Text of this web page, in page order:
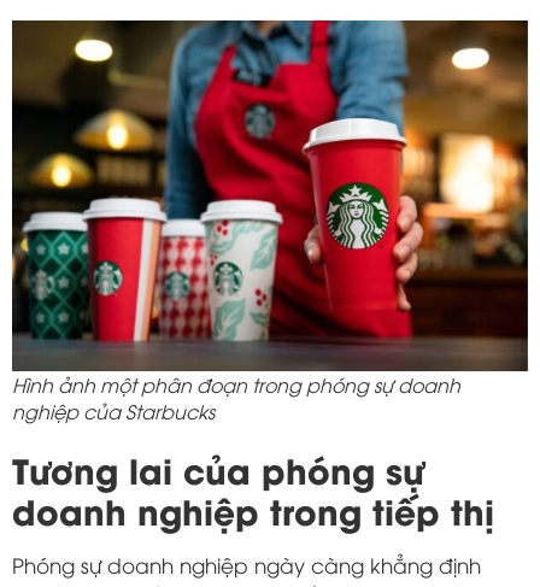
Hình ảnh một phân đoạn trong phóng sự doanh
nghiệp của Starbucks
Tương lai của phóng sự
doanh nghiệp trong tiếp thị
Phóng sự doanh nghiệp ngày càng khẳng định